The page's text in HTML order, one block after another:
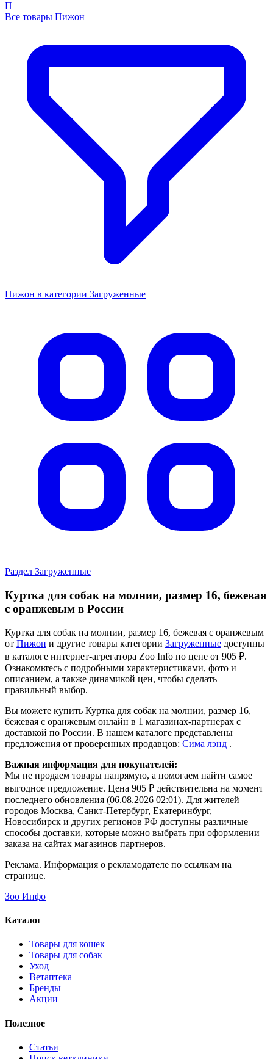
П
Все товары Пижон
Пижон в категории Загруженные
Раздел Загруженные
Куртка для собак на молнии, размер 16, бежевая
с оранжевым в России
Куртка для собак на молнии, размер 16, бежевая с оранжевым
от Пижон и другие товары категории Загруженные доступны
в каталоге интернет-агрегатора Zoo Info по цене от 905 ₽.
Ознакомьтесь с подробными характеристиками, фото и
описанием, а также динамикой цен, чтобы сделать
правильный выбор.
Вы можете купить Куртка для собак на молнии, размер 16,
бежевая с оранжевым онлайн в 1 магазинах-партнерах с
доставкой по России. В нашем каталоге представлены
предложения от проверенных продавцов: Сима лэнд .
Важная информация для покупателей:
Мы не продаем товары напрямую, а помогаем найти самое
выгодное предложение. Цена 905 ₽ действительна на момент
последнего обновления (06.08.2026 02:01). Для жителей
городов Москва, Санкт-Петербург, Екатеринбург,
Новосибирск и других регионов РФ доступны различные
способы доставки, которые можно выбрать при оформлении
заказа на сайтах магазинов партнеров.
Реклама. Информация о рекламодателе по ссылкам на
странице.
Зоо Инфо
Каталог
Товары для кошек
Товары для собак
Уход
Ветаптека
Бренды
Акции
Полезное
Статьи